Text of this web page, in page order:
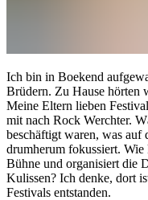
Ich bin in Boekend
Brüdern. Zu Hause hörten
Meine Eltern lieben
mit nach Rock Werchter.
beschäftigt waren, was auf
drumherum fokussiert. Wie
Bühne und organisiert die
Kulissen? Ich denke, dort
Festivals entstanden.